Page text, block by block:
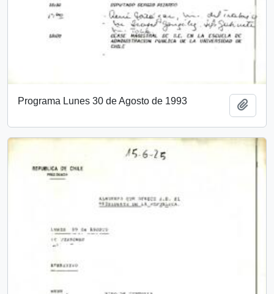
Programa Lunes 30 de Agosto de 1993